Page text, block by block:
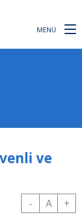
MENÜ
ve
- A +